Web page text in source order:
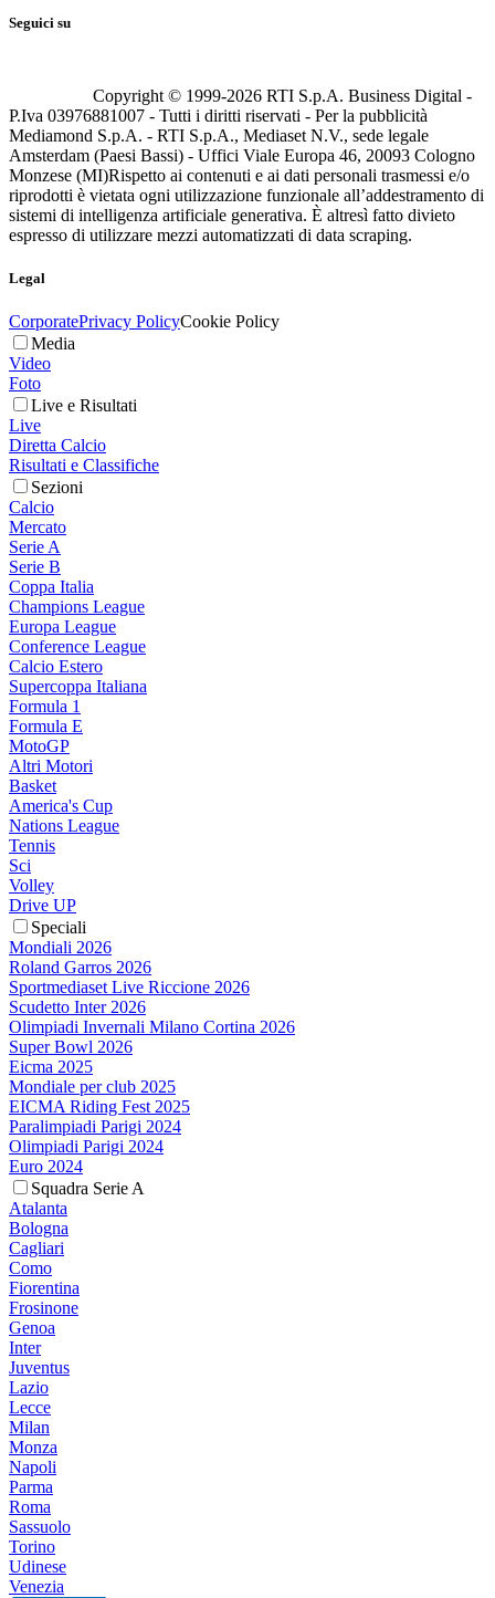
Seguici su
Copyright © 1999-2026 RTI S.p.A. Business Digital -
P.Iva 03976881007 - Tutti i diritti riservati - Per la pubblicità
Mediamond S.p.A. - RTI S.p.A., Mediaset N.V., sede legale
Amsterdam (Paesi Bassi) - Uffici Viale Europa 46, 20093 Cologno
Monzese (MI)Rispetto ai contenuti e ai dati personali trasmessi e/o
riprodotti è vietata ogni utilizzazione funzionale all’addestramento di
sistemi di intelligenza artificiale generativa. È altresì fatto divieto
espresso di utilizzare mezzi automatizzati di data scraping.
Legal
CorporatePrivacy PolicyCookie Policy
Media
Video
Foto
Live e Risultati
Live
Diretta Calcio
Risultati e Classifiche
Sezioni
Calcio
Mercato
Serie A
Serie B
Coppa Italia
Champions League
Europa League
Conference League
Calcio Estero
Supercoppa Italiana
Formula 1
Formula E
MotoGP
Altri Motori
Basket
America's Cup
Nations League
Tennis
Sci
Volley
Drive UP
Speciali
Mondiali 2026
Roland Garros 2026
Sportmediaset Live Riccione 2026
Scudetto Inter 2026
Olimpiadi Invernali Milano Cortina 2026
Super Bowl 2026
Eicma 2025
Mondiale per club 2025
EICMA Riding Fest 2025
Paralimpiadi Parigi 2024
Olimpiadi Parigi 2024
Euro 2024
Squadra Serie A
Atalanta
Bologna
Cagliari
Como
Fiorentina
Frosinone
Genoa
Inter
Juventus
Lazio
Lecce
Milan
Monza
Napoli
Parma
Roma
Sassuolo
Torino
Udinese
Venezia